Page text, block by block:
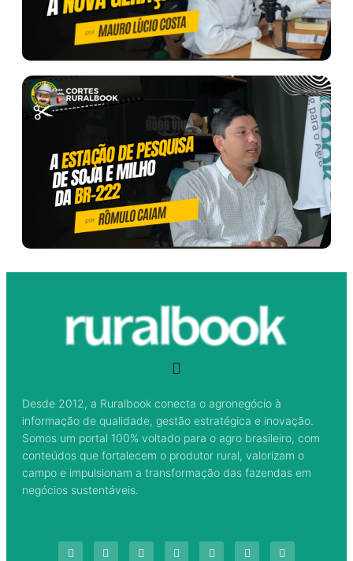
Desde 2012, a Ruralbook conecta o agronegócio à
informação de qualidade, gestão estratégica e inovação.
Somos um portal 100% voltado para o agro brasileiro, com
conteúdos que fortalecem o produtor rural, valorizam o
campo e impulsionam a transformação das fazendas em
negócios sustentáveis.